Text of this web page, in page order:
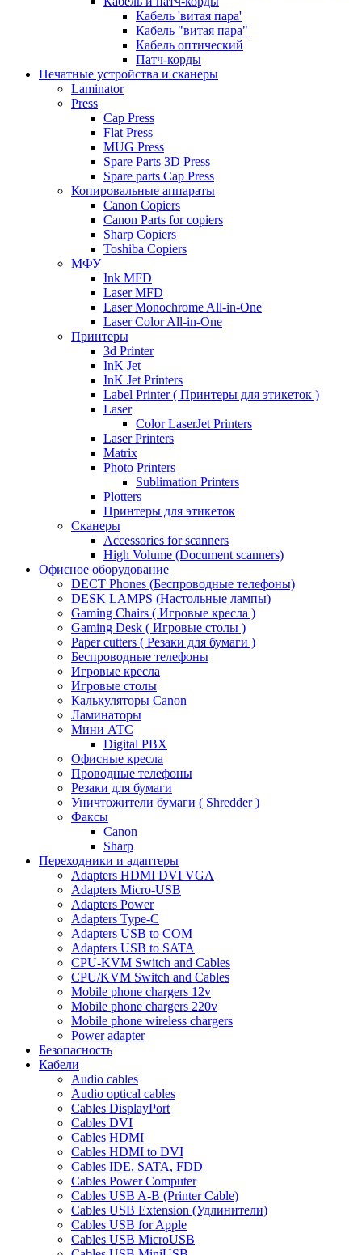
Кабель 'витая пара'
Кабель "витая пара"
Кабель оптический
Патч-корды
Печатные устройства и сканеры
Laminator
Press
Cap Press
Flat Press
MUG Press
Spare Parts 3D Press
Spare parts Cap Press
Копировальные аппараты
Canon Copiers
Canon Parts for copiers
Sharp Copiers
Toshiba Copiers
МФУ
Ink MFD
Laser MFD
Laser Monochrome All-in-One
Laser Color All-in-One
Принтеры
3d Printer
InK Jet
InK Jet Printers
Label Printer ( Принтеры для этикеток )
Laser
Color LaserJet Printers
Laser Printers
Matrix
Photo Printers
Sublimation Printers
Plotters
Принтеры для этикеток
Сканеры
Accessories for scanners
High Volume (Document scanners)
Офисное оборудование
DECT Phones (Беспроводные телефоны)
DESK LAMPS (Настольные лампы)
Gaming Chairs ( Игровые кресла )
Gaming Desk ( Игровые столы )
Paper cutters ( Резаки для бумаги )
Беспроводные телефоны
Игровые кресла
Игровые столы
Калькуляторы Canon
Ламинаторы
Мини АТС
Digital PBX
Офисные кресла
Проводные телефоны
Резаки для бумаги
Уничтожители бумаги ( Shredder )
Факсы
Canon
Sharp
Переходники и адаптеры
Adapters HDMI DVI VGA
Adapters Micro-USB
Adapters Power
Adapters Type-C
Adapters USB to COM
Adapters USB to SATA
CPU-KVM Switch and Cables
CPU/KVM Switch and Cables
Mobile phone chargers 12v
Mobile phone chargers 220v
Mobile phone wireless chargers
Power adapter
Безопасность
Кабели
Audio cables
Audio optical cables
Cables DisplayPort
Cables DVI
Cables HDMI
Cables HDMI to DVI
Cables IDE, SATA, FDD
Cables Power Computer
Cables USB A-B (Printer Cable)
Cables USB Extension (Удлинители)
Cables USB for Apple
Cables USB MicroUSB